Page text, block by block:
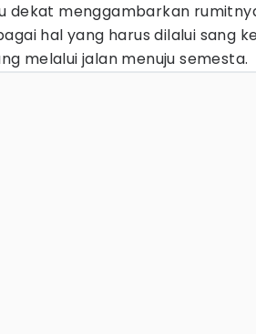
dekat menggambarkan
hal yang harus dilalui sang
melalui jalan menuju semesta.